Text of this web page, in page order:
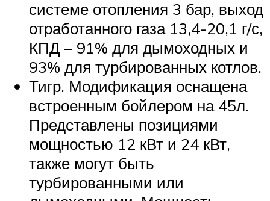
системе отопления 3 бар, выход
отработанного газа 13,4-20,1 г/с,
КПД – 91% для дымоходных и
93% для турбированных котлов.
Тигр. Модификация оснащена
встроенным бойлером на 45л.
Представлены позициями
мощностью 12 кВт и 24 кВт,
также могут быть
турбированными или